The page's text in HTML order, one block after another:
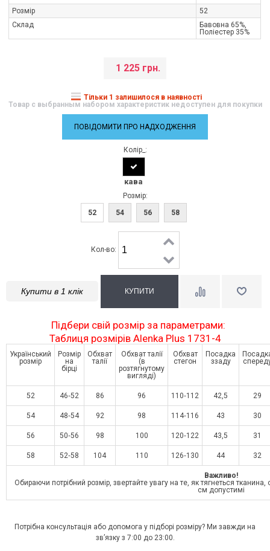
Розмір
52
Склад
Бавовна 65%,
Поліестер 35%
1 225 грн.
Тільки 1 залишилося в наявності
Товар с выбранным набором характеристик недоступен для покупки
ПОВІДОМИТИ ПРО НАДХОДЖЕННЯ
Колір_:
кава
Розмір:
52
54 56 58
Кол-во:
Купити в 1 клік
Підбери свій розмір за параметрами:
Таблиця розмірів Alenka Plus 1731-4
Український
розмір
Розмір
на
бірці
Обхват
талії
Обхват талії
(в
розтягнутому
вигляді)
Обхват
стегон
Посадка
ззаду
52 46‑52 86 96 110‑112 42,5 29
54 48‑54 92 98 114‑116 43 30
56 50‑56 98 100 120‑122 43,5 31
58 52‑58 104 110 126‑130 44 32
Важливо!
Обираючи потрібний розмір, звертайте увагу на те, як тягнеться тканина,
см допустимі
Потрібна консультація або допомога у підборі розміру? Ми завжди на
зв’язку з 7:00 до 23:00.